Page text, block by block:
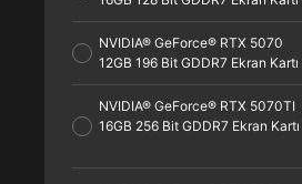
NVIDIA® GeForce® RTX 5070
12GB 196 Bit GDDR7 Ekran Kartı
NVIDIA® GeForce® RTX 5070TI
16GB 256 Bit GDDR7 Ekran Kartı